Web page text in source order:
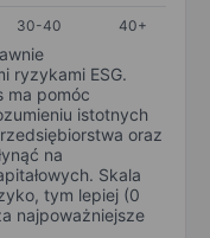
30-40 40+
ryzykami ESG.
ma pomóc
istotnych
oraz
na
Skala
tym lepiej (0
najpoważniejsze